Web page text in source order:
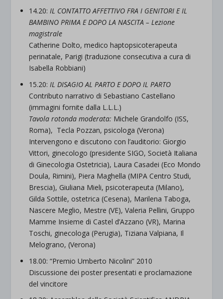
14.20: IL CONTATTO AFFETTIVO FRA I GENITORI E IL
BAMBINO PRIMA E DOPO LA NASCITA – Lezione
magistrale
Catherine Dolto, medico haptopsicoterapeuta
perinatale, Parigi (traduzione consecutiva a cura di
Isabella Robbiani)
15.20: IL DISAGIO AL PARTO E DOPO IL PARTO
Contributo narrativo di Sebastiano Castellano
(immagini fornite dalla L.L.L.)
Tavola rotonda moderata: Michele Grandolfo (ISS,
Roma), Tecla Pozzan, psicologa (Verona)
Intervengono e discutono con l’auditorio: Giorgio
Vittori, ginecologo (presidente SIGO, Società Italiana
di Ginecologia Ostetricia), Laura Casadei (Eco Mondo
Doula, Rimini), Piera Maghella (MIPA Centro Studi,
Brescia), Giuliana Mieli, psicoterapeuta (Milano),
Gilda Sottile, ostetrica (Cesena), Marilena Taboga,
Nascere Meglio, Mestre (VE), Valeria Pellini, Gruppo
Mamme Insieme di Castel d’Azzano (VR), Marina
Toschi, ginecologa (Perugia), Tiziana Valpiana, Il
Melograno, (Verona)
18.00: “Premio Umberto Nicolini” 2010
Discussione dei poster presentati e proclamazione
del vincitore